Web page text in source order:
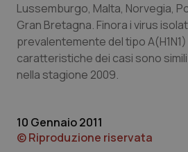
Veneto
Oncoematologia
Oncologia & Nutrizione
Quotidiano Cardiologia
Lussemburgo, Malta, Norvegia,
Gran Bretagna. Finora i virus
prevalentemente del tipo
caratteristiche dei casi sono
nella stagione 2009.
10 Gennaio 2011
© Riproduzione riservata